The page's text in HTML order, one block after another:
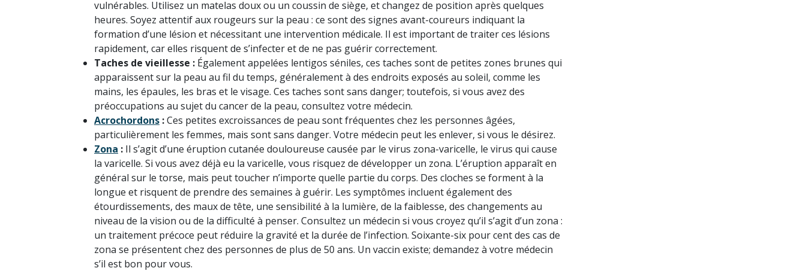
vulnérables. Utilisez un matelas doux ou un coussin de siège, et changez de position après quelques
heures. Soyez attentif aux rougeurs sur la peau : ce sont des signes avant-coureurs indiquant la
formation d’une lésion et nécessitant une intervention médicale. Il est important de traiter ces lésions
rapidement, car elles risquent de s’infecter et de ne pas guérir correctement.
Taches de vieillesse : Également appelées lentigos séniles, ces taches sont de petites zones brunes qui
apparaissent sur la peau au fil du temps, généralement à des endroits exposés au soleil, comme les
mains, les épaules, les bras et le visage. Ces taches sont sans danger; toutefois, si vous avez des
préoccupations au sujet du cancer de la peau, consultez votre médecin.
Acrochordons :Ces petites excroissances de peau sont fréquentes chez les personnes âgées,
particulièrement les femmes, mais sont sans danger. Votre médecin peut les enlever, si vous le désirez.
Zona : Il s’agit d’une éruption cutanée douloureuse causée par le virus zona-varicelle, le virus qui cause
la varicelle. Si vous avez déjà eu la varicelle, vous risquez de développer un zona. L’éruption apparaît en
général sur le torse, mais peut toucher n’importe quelle partie du corps. Des cloches se forment à la
longue et risquent de prendre des semaines à guérir. Les symptômes incluent également des
étourdissements, des maux de tête, une sensibilité à la lumière, de la faiblesse, des changements au
niveau de la vision ou de la difficulté à penser. Consultez un médecin si vous croyez qu’il s’agit d’un zona :
un traitement précoce peut réduire la gravité et la durée de l’infection. Soixante-six pour cent des cas de
zona se présentent chez des personnes de plus de 50 ans. Un vaccin existe; demandez à votre médecin
s’il est bon pour vous.